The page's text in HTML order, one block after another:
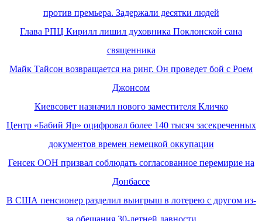
против премьера. Задержали десятки людей
Глава РПЦ Кирилл лишил духовника Поклонской сана
священника
Майк Тайсон возвращается на ринг. Он проведет бой с Роем
Джонсом
Киевсовет назначил нового заместителя Кличко
Центр «Бабий Яр» оцифровал более 140 тысяч засекреченных
документов времен немецкой оккупации
Генсек ООН призвал соблюдать согласованное перемирие на
Донбассе
В США пенсионер разделил выигрыш в лотерею с другом из-
за обещания 30-летней давности